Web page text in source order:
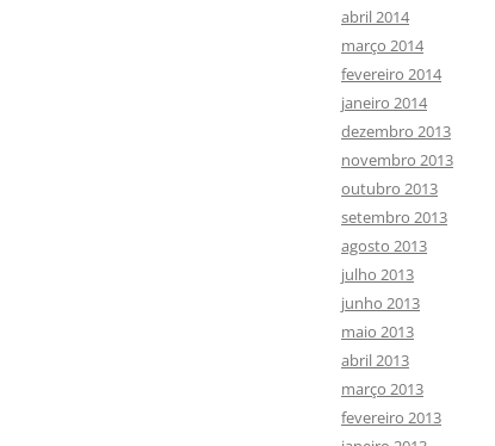
abril 2014
março 2014
fevereiro 2014
janeiro 2014
dezembro 2013
novembro 2013
outubro 2013
setembro 2013
agosto 2013
julho 2013
junho 2013
maio 2013
abril 2013
março 2013
fevereiro 2013